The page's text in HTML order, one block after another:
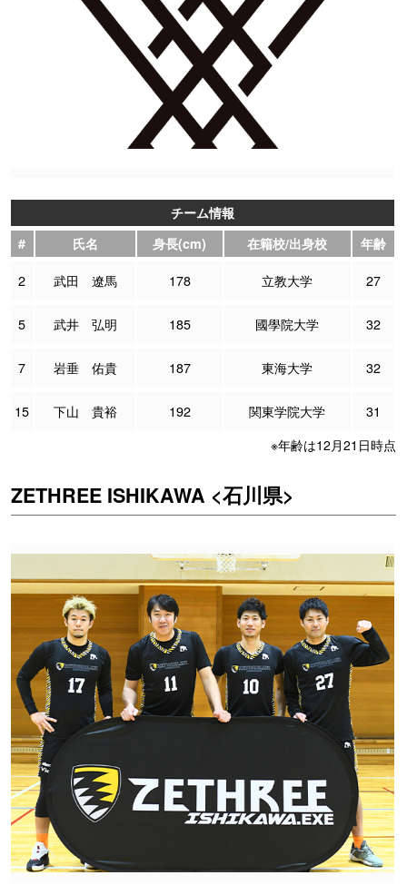
チーム情報
#
氏名 身長(cm) 在籍校/出身校 年齢
2 武田 遼馬 178 立教大学 27
5 武井 弘明 185 國學院大学 32
7 岩垂 佑貴 187 東海大学 32
15 下山 貴裕 192 関東学院大学
31
※年齢は12月21日時点
ZETHREE ISHIKAWA <石川県>